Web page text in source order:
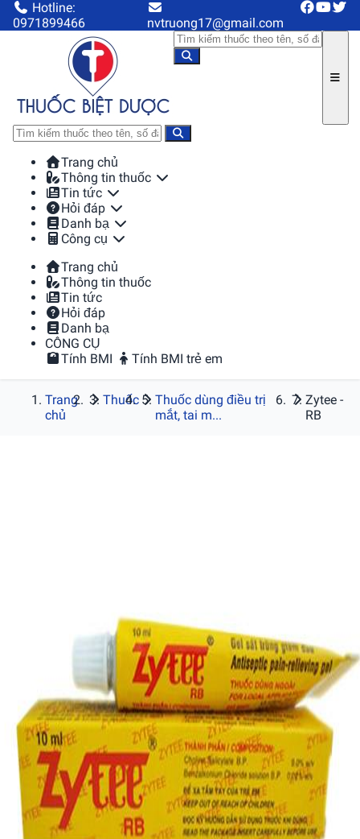
Hotline:
0971899466
nvtruong17@gmail.com
Trang chủ
Thông tin thuốc
Tin tức
Hỏi đáp
Danh bạ
Công cụ
Trang chủ
Thông tin thuốc
Tin tức
Hỏi đáp
Danh bạ
CÔNG CỤ
Tính BMI
Tính BMI trẻ em
Trang
chủ
Thuốc
Thuốc dùng điều trị
mắt, tai m...
Zytee -
RB